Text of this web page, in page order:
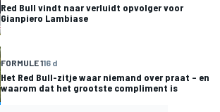
Red Bull vindt naar verluidt opvolger voor
Gianpiero Lambiase
FORMULE 116 d
Het Red Bull-zitje waar niemand over praat – en
waarom dat het grootste compliment is